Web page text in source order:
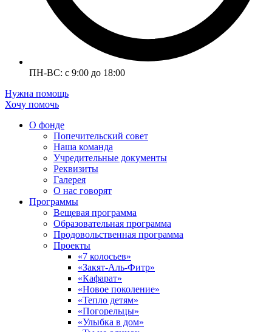
ПН-ВС: с 9:00 до 18:00
Нужна помощь
Хочу помочь
О фонде
Попечительский совет
Наша команда
Учредительные документы
Реквизиты
Галерея
О нас говорят
Программы
Вещевая программа
Образовательная программа
Продовольственная программа
Проекты
«7 колосьев»
«Закят-Аль-Фитр»
«Кафарат»
«Новое поколение»
«Тепло детям»
«Погорельцы»
«Улыбка в дом»